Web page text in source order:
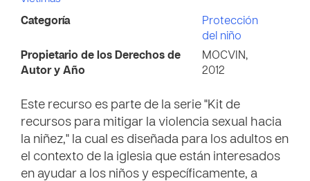
Categoría
Protección
del niño
Propietario de los Derechos de
Autor y Año
MOCVIN,
2012
Este recurso es parte de la serie "Kit de
recursos para mitigar la violencia sexual hacia
la niñez," la cual es diseñada para los adultos en
el contexto de la iglesia que están interesados
en ayudar a los niños y específicamente, a